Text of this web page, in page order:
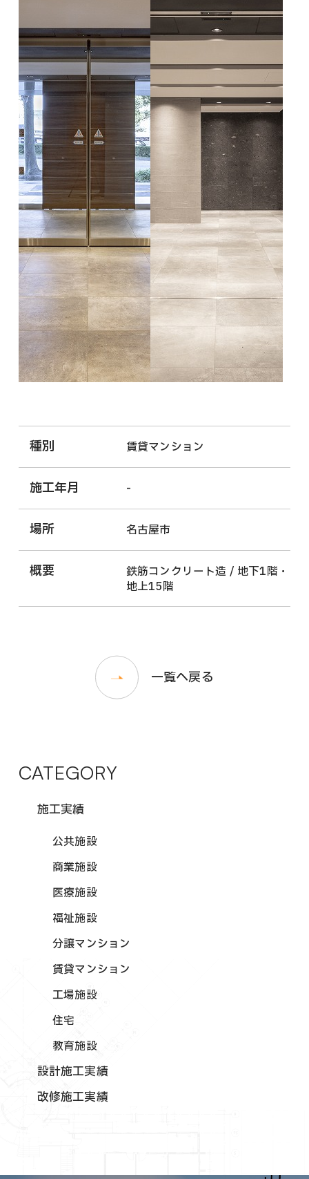
種別 賃貸マンション
施工年月 -
場所 名古屋市
概要
鉄筋コンクリート造 / 地下1階・
地上15階
一覧へ戻る
CATEGORY
施工実績
公共施設
商業施設
医療施設
福祉施設
分譲マンション
賃貸マンション
工場施設
住宅
教育施設
設計施工実績
改修施工実績